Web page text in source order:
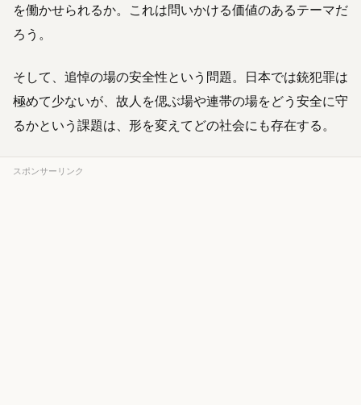
を働かせられるか。これは問いかける価値のあるテーマだ
ろう。
そして、追悼の場の安全性という問題。日本では銃犯罪は
極めて少ないが、故人を偲ぶ場や連帯の場をどう安全に守
るかという課題は、形を変えてどの社会にも存在する。
スポンサーリンク